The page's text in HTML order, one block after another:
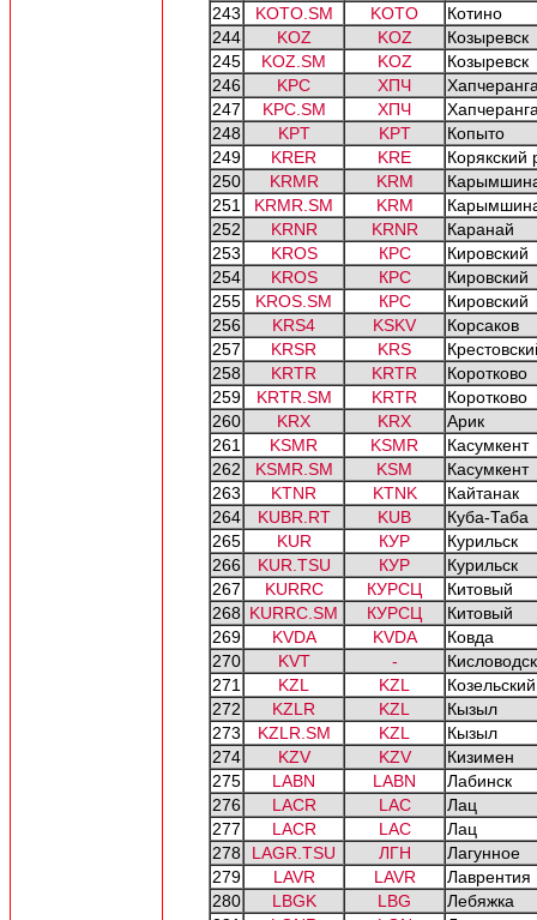
243
KOTO.SM KOTO
Котино
244
KOZ KOZ
Козыревск
245
KOZ.SM KOZ
Козыревск
246
KPC ХПЧ
247
KPC.SM ХПЧ
248
KPT KPT
Копыто
249
KRER KRE
Корякский
250
KRMR KRM
251
KRMR.SM KRM
252
KRNR KRNR
Каранай
253
KROS КРС
Кировский
254
KROS КРС
Кировский
255
KROS.SM КРС
Кировский
256
KRS4 KSKV
Корсаков
257
KRSR KRS
258
KRTR KRTR
Коротково
259
KRTR.SM KRTR
Коротково
260
KRX KRX
Арик
261
KSMR KSMR
Касумкент
262
KSMR.SM KSM
Касумкент
263
KTNR KTNK
Кайтанак
264
KUBR.RT KUB
Куба-Таба
265
KUR КУР
Курильск
266
KUR.TSU КУР
Курильск
267
KURRC КУРСЦ
Китовый
268 KURRC.SM КУРСЦ
Китовый
269
KVDA KVDA
Ковда
270
KVT -
271
KZL KZL
Козельский
272
KZLR KZL
Кызыл
273
KZLR.SM KZL
Кызыл
274
KZV KZV
Кизимен
275
LABN LABN
Лабинск
276
LACR LAC
Лац
277
LACR LAC
Лац
278
LAGR.TSU ЛГН
Лагунное
279
LAVR LAVR
Лаврентия
280
LBGK LBG
Лебяжка